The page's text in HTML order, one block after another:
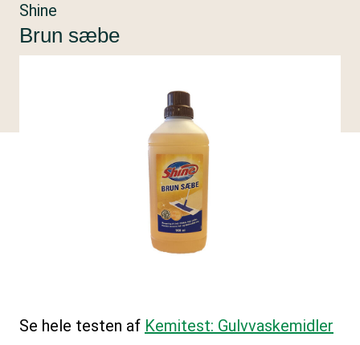
Shine
Brun sæbe
Se hele testen af Kemitest: Gulvvaskemidler